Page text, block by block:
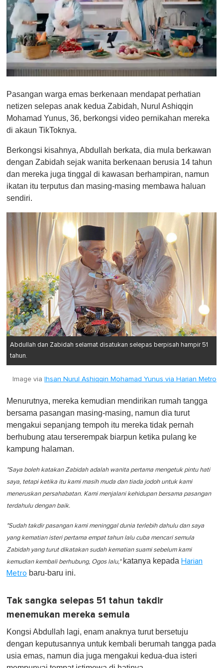
f
1
i
n
e
,
Pasangan warga emas berkenaan mendapat perhatian
netizen selepas anak kedua Zabidah, Nurul Ashiqqin
Mohamad Yunus, 36, berkongsi video pernikahan mereka
di akaun TikToknya.
Berkongsi kisahnya, Abdullah berkata, dia mula berkawan
dengan Zabidah sejak wanita berkenaan berusia 14 tahun
dan mereka juga tinggal di kawasan berhampiran, namun
ikatan itu terputus dan masing-masing membawa haluan
sendiri.
Abdullah dan Zabidah selamat disatukan selepas berpisah hampir 51
tahun.
Image via Ihsan Nurul Ashiqqin Mohamad Yunus via Harian Metro
Menurutnya, mereka kemudian mendirikan rumah tangga
bersama pasangan masing-masing, namun dia turut
mengakui sepanjang tempoh itu mereka tidak pernah
berhubung atau terserempak biarpun ketika pulang ke
kampung halaman.
"Saya boleh katakan Zabidah adalah wanita pertama mengetuk pintu hati
saya, tetapi ketika itu kami masih muda dan tiada jodoh untuk kami
meneruskan persahabatan. Kami menjalani kehidupan bersama pasangan
terdahulu dengan baik.
"Sudah takdir pasangan kami meninggal dunia terlebih dahulu dan saya
yang kematian isteri pertama empat tahun lalu cuba mencari semula
Zabidah yang turut dikatakan sudah kematian suami sebelum kami
kemudian kembali berhubung, Ogos lalu,"katanya kepada Harian
Metro baru-baru ini.
Tak sangka selepas 51 tahun takdir
menemukan mereka semula
Kongsi Abdullah lagi, enam anaknya turut bersetuju
dengan keputusannya untuk kembali berumah tangga pada
usia emas, namun dia juga mengakui kedua-dua isteri